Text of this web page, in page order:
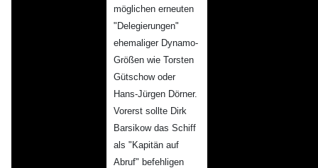
möglichen erneuten
"Delegierungen"
ehemaliger Dynamo-
Größen wie Torsten
Gütschow oder
Hans-Jürgen Dörner.
Vorerst sollte Dirk
Barsikow das Schiff
als "Kapitän auf
Abruf" befehligen